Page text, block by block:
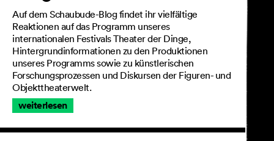
Auf dem Schaubude-Blog findet ihr vielfältige
Reaktionen auf das Programm unseres
internationalen Festivals Theater der Dinge,
Hintergrundinformationen zu den Produktionen
unseres Programms sowie zu künstlerischen
Forschungsprozessen und Diskursen der Figuren- und
Objekttheaterwelt.
weiterlesen